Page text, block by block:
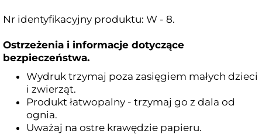
Nr identyfikacyjny produktu: W - 8.
Ostrzeżenia i informacje dotyczące
bezpieczeństwa.
Wydruk trzymaj poza zasięgiem małych dzieci
i zwierząt.
Produkt łatwopalny - trzymaj go z dala od
ognia.
Uważaj na ostre krawędzie papieru.